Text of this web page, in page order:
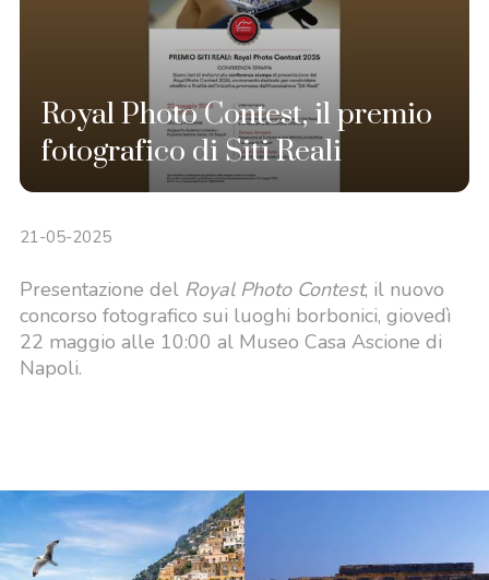
Royal Photo Contest, il premio
fotografico di Siti Reali
21-05-2025
Presentazione del Royal Photo Contest, il nuovo
concorso fotografico sui luoghi borbonici, giovedì
22 maggio alle 10:00 al Museo Casa Ascione di
Napoli.